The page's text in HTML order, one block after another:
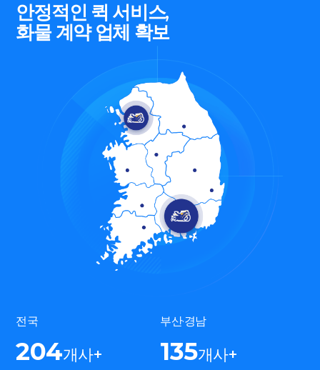
안정적인 퀵 서비스,
화물 계약 업체 확보
전국
204개사+
부산·경남
135개사+